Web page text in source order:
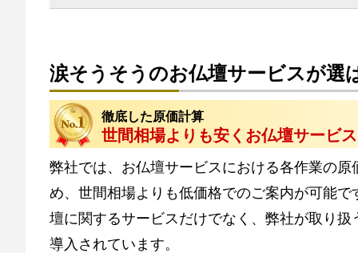
涙そうそうのお仏壇サービスが選
徹底した原価計算
世間相場よりも安くお仏壇サービ
弊社では、お仏壇サービスにおける各作業の原
め、世間相場よりも低価格でのご案内が可能
壇に関するサービスだけでなく、弊社が取り
導入されています。